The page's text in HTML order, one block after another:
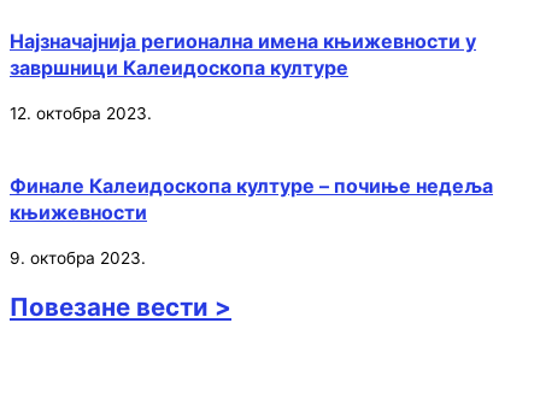
Најзначајнија регионална имена књижевности у
завршници Калеидоскопа културе
12. октобра 2023.
Финале Калеидоскопа културе – почиње недеља
књижевности
9. октобра 2023.
Повезане вести >